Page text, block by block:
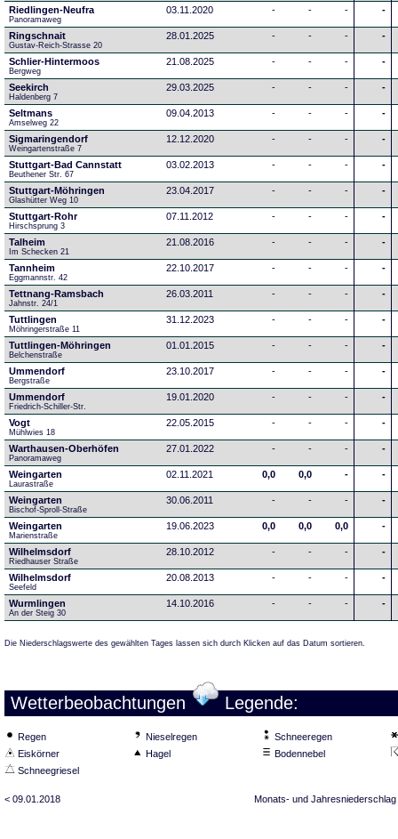
Riedlingen-Neufra
Panoramaweg
03.11.2020 - - - -
Ringschnait
Gustav-Reich-Strasse 20
28.01.2025 - - - -
Schlier-Hintermoos
Bergweg
21.08.2025 - - - -
Seekirch
Haldenberg 7
29.03.2025 - - - -
Seltmans
Amselweg 22
09.04.2013 - - - -
Sigmaringendorf
Weingartenstraße 7
12.12.2020 - - - -
Stuttgart-Bad Cannstatt
Beuthener Str. 67
03.02.2013 - - - -
Stuttgart-Möhringen
Glashütter Weg 10
23.04.2017 - - - -
Stuttgart-Rohr
Hirschsprung 3
07.11.2012 - - - -
Talheim
Im Schecken 21
21.08.2016 - - - -
Tannheim
Eggmannstr. 42
22.10.2017 - - - -
Tettnang-Ramsbach
Jahnstr. 24/1
26.03.2011 - - - -
Tuttlingen
Möhringerstraße 11
31.12.2023 - - - -
Tuttlingen-Möhringen
Belchenstraße
01.01.2015 - - - -
Ummendorf
Bergstraße
23.10.2017 - - - -
Ummendorf
Friedrich-Schiller-Str.
19.01.2020 - - - -
Vogt
Mühlwies 18
22.05.2015 - - - -
Warthausen-Oberhöfen
Panoramaweg
27.01.2022 - - - -
Weingarten
Laurastraße
02.11.2021 0,0 0,0 - -
Weingarten
Bischof-Sproll-Straße
30.06.2011 - - - -
Weingarten
Marienstraße
19.06.2023 0,0 0,0 0,0 -
Wilhelmsdorf
Riedhauser Straße
28.10.2012 - - - -
Wilhelmsdorf
Seefeld
20.08.2013 - - - -
Wurmlingen
An der Steig 30
14.10.2016 - - - -
Die Niederschlagswerte des gewählten Tages lassen sich durch Klicken auf das Datum sortieren.
Wetterbeobachtungen Legende:
Regen Nieselregen
Schneeregen
Eiskörner
Hagel
Bodennebel
Schneegriesel
< 09.01.2018 Monats- und Jahresniederschlag